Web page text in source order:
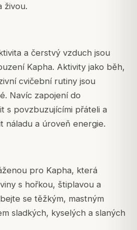
živou.
a čerstvý vzduch jsou
Kapha. Aktivity jako běh,
cvičební rutiny jsou
Navíc zapojení do
s povzbuzujícími přáteli a
náladu a úroveň energie.
pro Kapha, která
s hořkou, štiplavou a
se těžkým, mastným
sladkých, kyselých a slaných